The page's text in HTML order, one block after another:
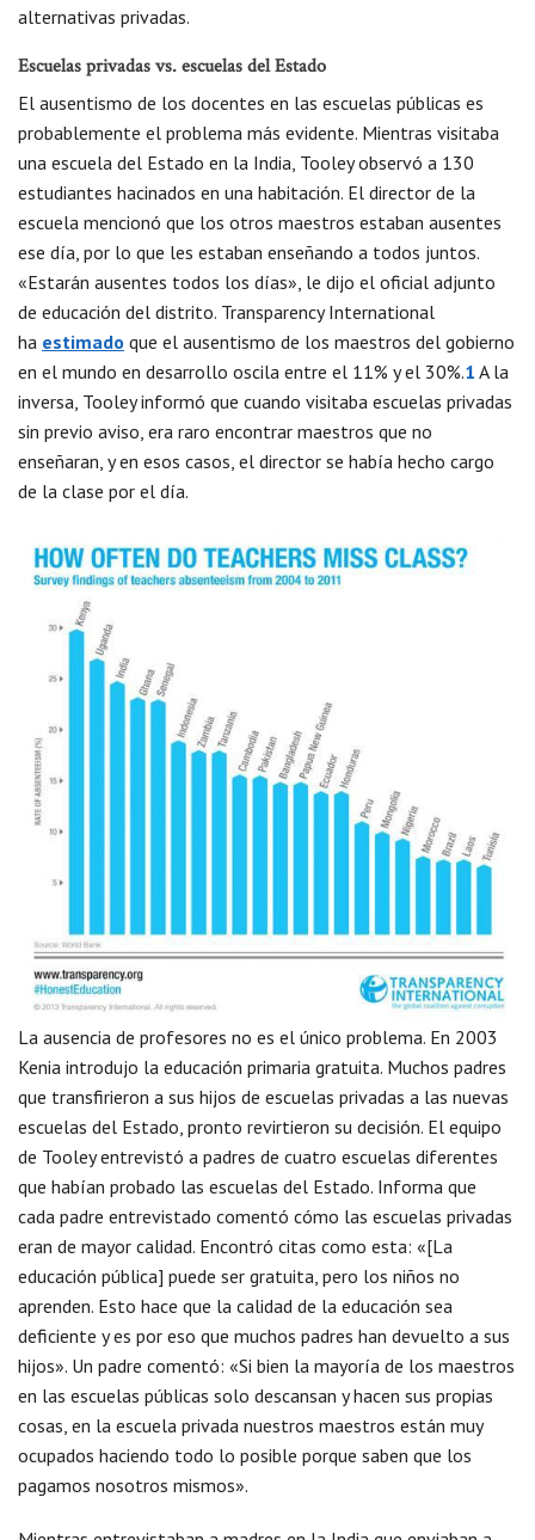
alternativas privadas.
Escuelas privadas vs. escuelas del Estado
El ausentismo de los docentes en las escuelas públicas es
probablemente el problema más evidente. Mientras visitaba
una escuela del Estado en la India, Tooley observó a 130
estudiantes hacinados en una habitación. El director de la
escuela mencionó que los otros maestros estaban ausentes
ese día, por lo que les estaban enseñando a todos juntos.
«Estarán ausentes todos los días», le dijo el oficial adjunto
de educación del distrito. Transparency International
ha estimado que el ausentismo de los maestros del gobierno
en el mundo en desarrollo oscila entre el 11% y el 30%.1 A la
inversa, Tooley informó que cuando visitaba escuelas privadas
sin previo aviso, era raro encontrar maestros que no
enseñaran, y en esos casos, el director se había hecho cargo
de la clase por el día.
La ausencia de profesores no es el único problema. En 2003
Kenia introdujo la educación primaria gratuita. Muchos padres
que transfirieron a sus hijos de escuelas privadas a las nuevas
escuelas del Estado, pronto revirtieron su decisión. El equipo
de Tooley entrevistó a padres de cuatro escuelas diferentes
que habían probado las escuelas del Estado. Informa que
cada padre entrevistado comentó cómo las escuelas privadas
eran de mayor calidad. Encontró citas como esta: «[La
educación pública] puede ser gratuita, pero los niños no
aprenden. Esto hace que la calidad de la educación sea
deficiente y es por eso que muchos padres han devuelto a sus
hijos». Un padre comentó: «Si bien la mayoría de los maestros
en las escuelas públicas solo descansan y hacen sus propias
cosas, en la escuela privada nuestros maestros están muy
ocupados haciendo todo lo posible porque saben que los
pagamos nosotros mismos».